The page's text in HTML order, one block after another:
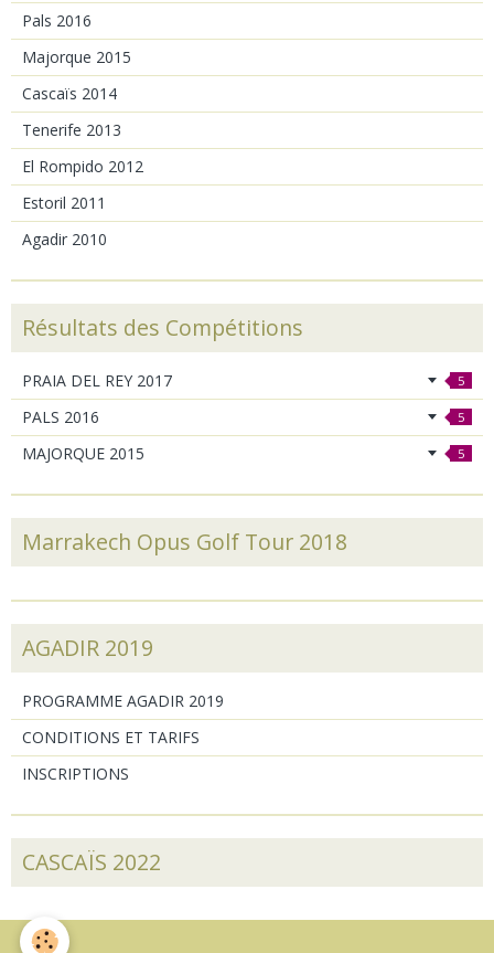
Pals 2016
Majorque 2015
Cascaïs 2014
Tenerife 2013
El Rompido 2012
Estoril 2011
Agadir 2010
Résultats des Compétitions
PRAIA DEL REY 2017 5
PALS 2016 5
MAJORQUE 2015 5
Marrakech Opus Golf Tour 2018
AGADIR 2019
PROGRAMME AGADIR 2019
CONDITIONS ET TARIFS
INSCRIPTIONS
CASCAÏS 2022